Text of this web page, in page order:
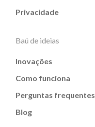
Privacidade
Baú de ideias
Inovações
Como funciona
Perguntas frequentes
Blog